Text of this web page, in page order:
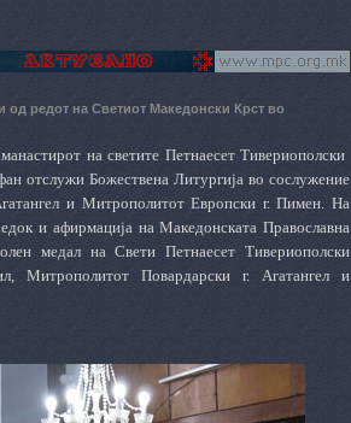
редот на Светиот Македонски Крст во
на светите Петнаесет Тивериополски
отслужи Божествена Литургија во сослужение
и Митрополитот Европски г. Пимен. На
и афирмација на Македонската Православна
медал на Свети Петнаесет Тивериополски
Митрополитот Повардарски г. Агатангел и